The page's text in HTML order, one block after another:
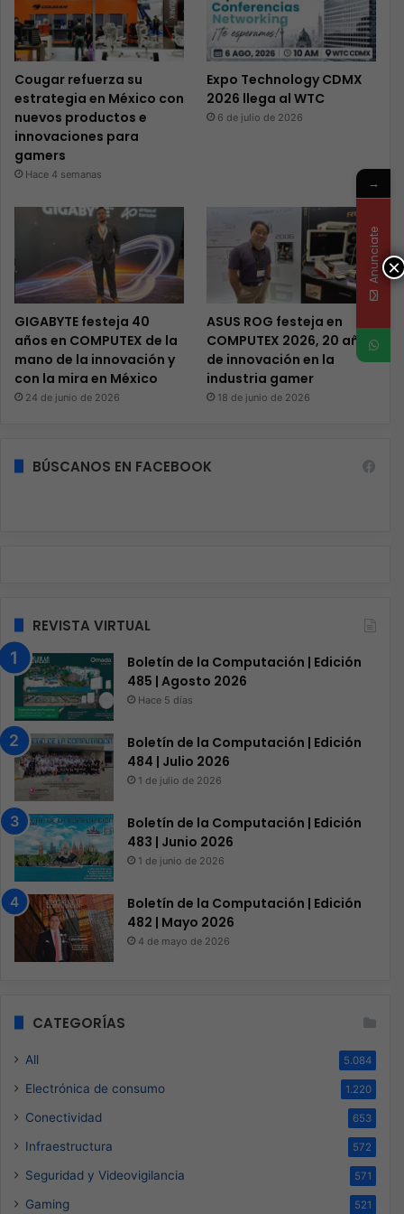
Cougar refuerza su
estrategia en México con
nuevos productos e
innovaciones para
gamers
Hace 4 semanas
Expo Technology CDMX
2026 llega al WTC
6 de julio de 2026
GIGABYTE festeja 40
años en COMPUTEX de la
mano de la innovación y
con la mira en México
24 de junio de 2026
ASUS ROG festeja en
COMPUTEX 2026, 20 años
de innovación en la
industria gamer
18 de junio de 2026
BÚSCANOS EN FACEBOOK
REVISTA VIRTUAL
Boletín de la Computación | Edición
485 | Agosto 2026
Hace 5 días
Boletín de la Computación | Edición
484 | Julio 2026
1 de julio de 2026
Boletín de la Computación | Edición
483 | Junio 2026
1 de junio de 2026
Boletín de la Computación | Edición
482 | Mayo 2026
4 de mayo de 2026
CATEGORÍAS
All 5.084
Electrónica de consumo 1.220
Conectividad 653
Infraestructura 572
Seguridad y Videovigilancia 571
Gaming 521
×
→
Anunciate